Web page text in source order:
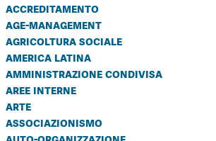
Colophon
Autori
Archivio
Argomenti
Tutti gli articoli
Autori
Argomenti
Tutti i dossier
Workshop Impresa Sociale 2021
Impresa sociale, reciprocità e
Innovazione sociale
Cooperative di comunità
Chi siamo
Contatti
Sostienici
accreditamento
age-management
agricoltura sociale
america latina
amministrazione condivisa
aree interne
arte
associazionismo